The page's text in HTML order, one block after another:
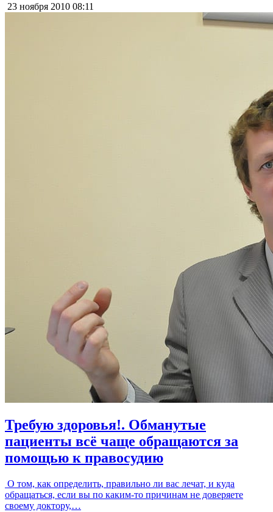
23 ноября 2010 08:11
Требую здоровья!. Обманутые
пациенты всё чаще обращаются за
помощью к правосудию
О том, как определить, правильно ли вас лечат, и куда
обращаться, если вы по каким-то причинам не доверяете
своему доктору,…